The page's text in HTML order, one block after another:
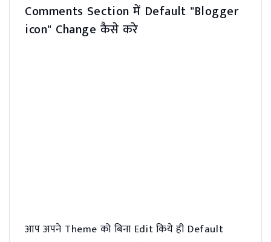
Comments Section में Default "Blogger
icon" Change कैसे करे
आप अपने Theme को बिना Edit किये ही Default